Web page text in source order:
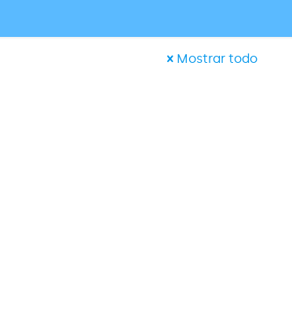
Mostrar todo